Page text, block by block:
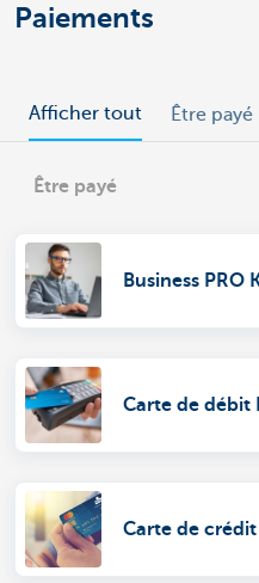
Paiements
Afficher tout Être payé
Être payé
Business PRO
Carte de débit
Carte de